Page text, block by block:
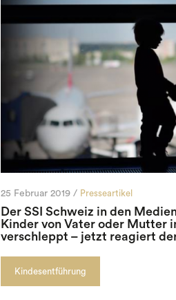
25 Februar 2019 / Presseartikel
Der SSI Schweiz in den
Kinder von Vater oder Mutter
verschleppt – jetzt reagiert
Kindesentführung